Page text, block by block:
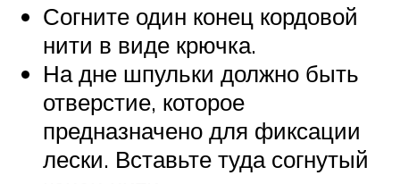
Согните один конец кордовой
нити в виде крючка.
На дне шпульки должно быть
отверстие, которое
предназначено для фиксации
лески. Вставьте туда согнутый